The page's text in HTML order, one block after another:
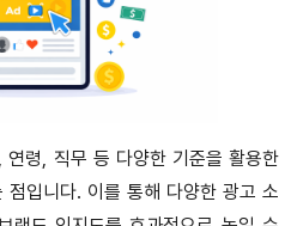
령, 직무 등 다양한 기준을 활용한
점입니다. 이를 통해 다양한 광고 소